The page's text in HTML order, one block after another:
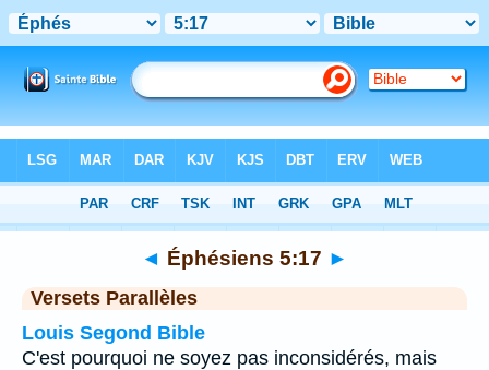
Chapitre 5 > Verset 17
◄ Éphésiens 5:17 ►
Versets Parallèles
Louis Segond Bible
C'est pourquoi ne soyez pas inconsidérés, mais